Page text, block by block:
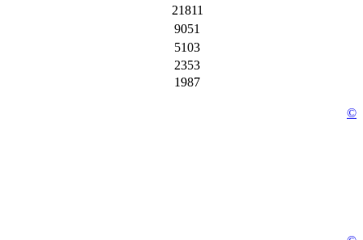
21811
9051
5103
2353
1987
©